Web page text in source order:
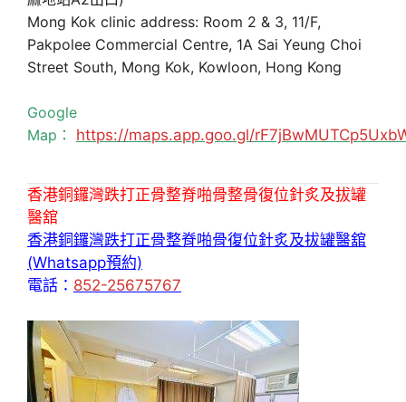
Mong Kok clinic address: Room 2 & 3, 11/F,
Pakpolee Commercial Centre, 1A Sai Yeung Choi
Street South, Mong Kok, Kowloon, Hong Kong
Google
Map： https://maps.app.goo.gl/
香港銅鑼灣跌打正骨整脊啪骨整骨復位針炙及拔罐
醫舘
香港銅鑼灣跌打正骨整脊啪骨復位針炙及拔罐醫舘
(Whatsapp預約)
電話： 852-25675767